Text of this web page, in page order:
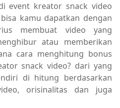
event kreator snack video
kamu dapatkan dengan
membuat video yang
atau memberikan
cara menghitung bonus
snack video? dari yang
di hitung berdasarkan
orisinalitas dan juga